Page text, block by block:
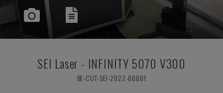
SEI Laser - INFINITY 5070 V300
BE-CUT-SEI-2022-00001